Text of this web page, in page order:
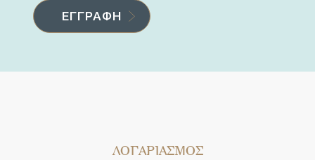
ΛΟΓΑΡΙΑΣΜΟΣ